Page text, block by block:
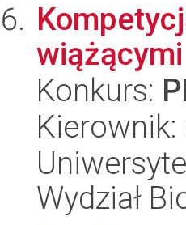
Konkurs:
Kierownik:
Wydział